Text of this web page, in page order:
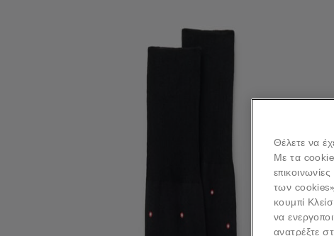
Θέλετε να
Με τα
των
κουμπί
να
ανατρέξτε